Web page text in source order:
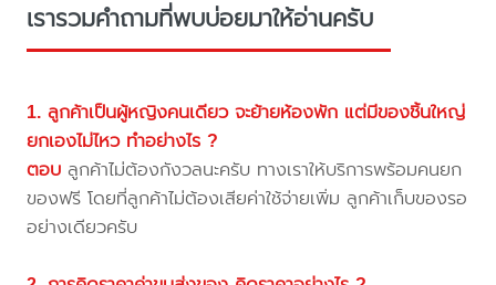
เรารวมคำถามที่พบบ่อยมาให้อ่านครับ
1. ลูกค้าเป็นผู้หญิงคนเดียว จะย้ายห้องพัก แต่มีของชิ้นใหญ่
ยกเองไม่ไหว ทำอย่างไร ?
ตอบ ลูกค้าไม่ต้องกังวลนะครับ ทางเราให้บริการพร้อมคนยก
ของฟรี โดยที่ลูกค้าไม่ต้องเสียค่าใช้จ่ายเพิ่ม ลูกค้าเก็บของรอ
อย่างเดียวครับ